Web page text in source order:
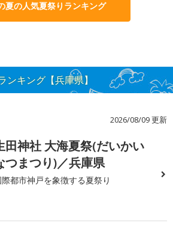
夏の人気夏祭りランキング
ンキング【兵庫県】
2026/08/09 更新
田神社 大海夏祭(だいかい
つまつり)／兵庫県
際都市神戸を象徴する夏祭り